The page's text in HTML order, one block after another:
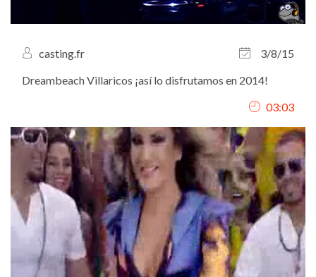
casting.fr
3/8/15
Dreambeach Villaricos ¡así lo disfrutamos en 2014!
03:03